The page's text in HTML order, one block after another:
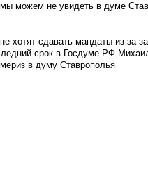
можем не увидеть в думе
хотят сдавать мандаты из-за
срок в Госдуме РФ
в думу Ставрополья